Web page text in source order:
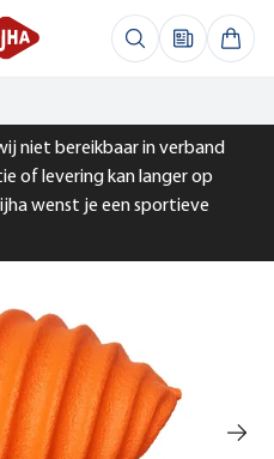
niet bereikbaar in verband
of levering kan langer op
wenst je een sportieve